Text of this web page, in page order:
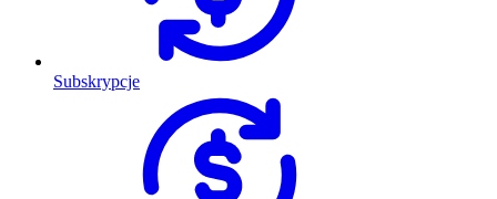
Subskrypcje